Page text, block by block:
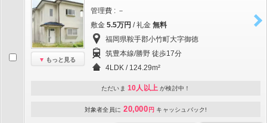
もっと見る
管理費 : －
敷金 5.5万円 / 礼金 無料
福岡県鞍手郡小竹町大字御徳
筑豊本線/勝野 徒歩17分
4LDK / 124.29m²
ただいま 10人以上 が検討中！
対象者全員に 20,000 円 キャッシュバック!